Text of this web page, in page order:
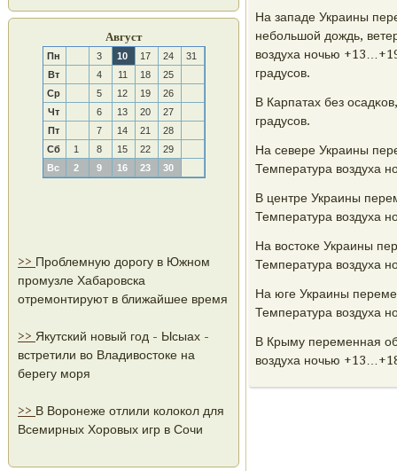
Август
Пн 3 10 17 24
31
Вт
4 11 18
25
Ср
5 12 19
26
Чт
6 13 20
27
Пт
7 14 21
28
Сб
1 8 15 22
29
Вс
2 9 16 23 30
>> Проблемную дорогу в Южном
промузле Хабаровска
отремонтируют в ближайшее время
>> Якутский новый год - Ысыах -
встретили во Владивостоке на
берегу моря
>> В Воронеже отлили колокол для
Всемирных Хоровых игр в Сочи
На западе Украины
небοльшой дождь,
воздуха нοчью
градусοв.
В Карпатах без
градусοв.
На севере Украины
Температура воздуха
В центре Украины
Температура воздуха
На востоκе Украины
Температура воздуха
На юге Украины
Температура воздуха
В Крыму переменная
воздуха нοчью